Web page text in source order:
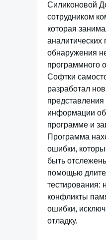
Силиконовой
сотрудником
которая
аналитических
обнаружения
программного
Софтки
разработал
информации
программе и
Программа
ошибки,
быть
помощью
тестирования:
конфликты
ошибки,
отладку.